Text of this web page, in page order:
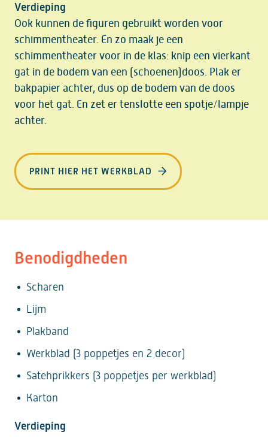
Verdieping
Ook kunnen de figuren gebruikt worden voor
schimmentheater. En zo maak je een
schimmentheater voor in de klas: knip een vierkant
gat in de bodem van een (schoenen)doos. Plak er
bakpapier achter, dus op de bodem van de doos
voor het gat. En zet er tenslotte een spotje/lampje
achter.
PRINT HIER HET WERKBLAD
Benodigdheden
Scharen
Lijm
Plakband
Werkblad (3 poppetjes en 2 decor)
Satehprikkers (3 poppetjes per werkblad)
Karton
Verdieping